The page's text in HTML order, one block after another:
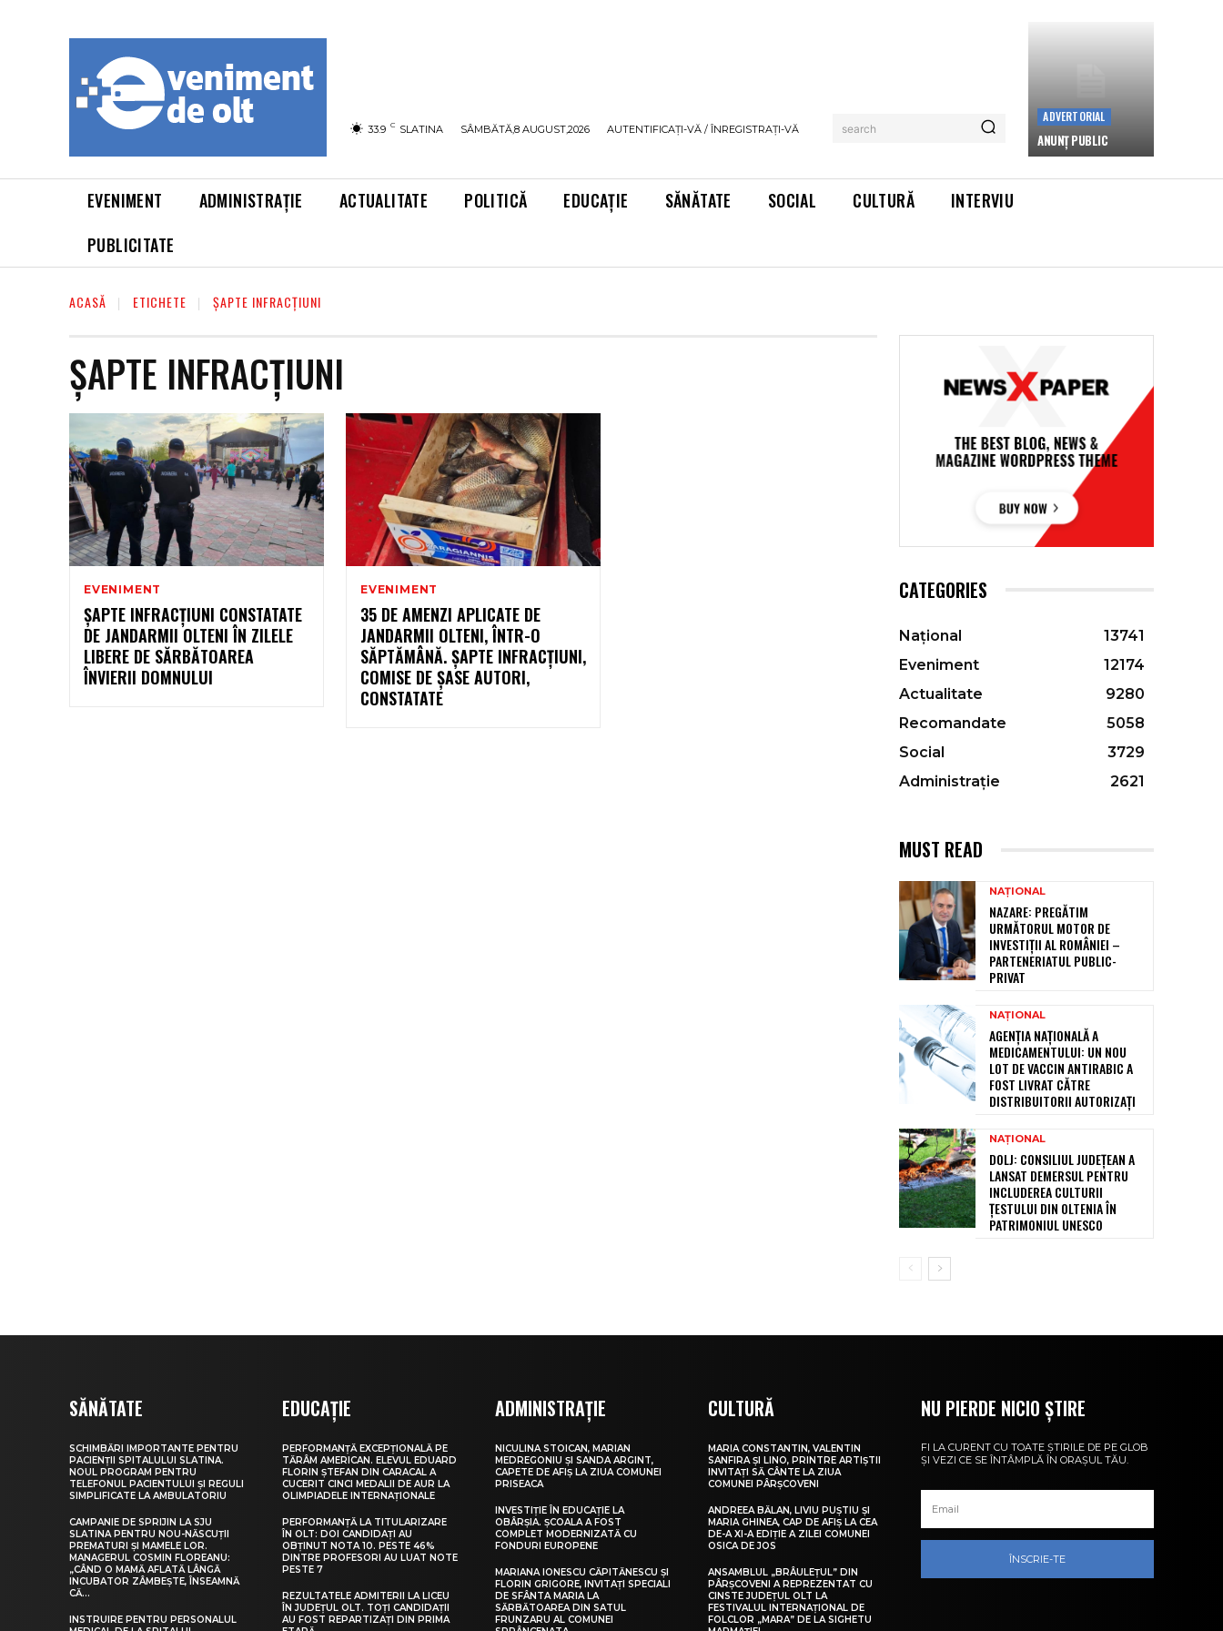
33.9 C SLATINA SÂMBĂTĂ,8 AUGUST,2026 AUTENTIFICAȚI-VĂ / ÎNREGISTRAȚI-VĂ search
ADVERTORIAL
ANUNȚ PUBLIC
EVENIMENT ADMINISTRAȚIE ACTUALITATE POLITICĂ EDUCAȚIE SĂNĂTATE SOCIAL CULTURĂ
INTERVIU
PUBLICITATE
ACASĂ ETICHETE ȘAPTE INFRACȚIUNI
ȘAPTE INFRACȚIUNI
EVENIMENT
ȘAPTE INFRACȚIUNI CONSTATATE
DE JANDARMII OLTENI ÎN ZILELE
LIBERE DE SĂRBĂTOAREA
ÎNVIERII DOMNULUI
EVENIMENT
35 DE AMENZI APLICATE DE
JANDARMII OLTENI, ÎNTR-O
SĂPTĂMÂNĂ. ȘAPTE INFRACȚIUNI,
COMISE DE ȘASE AUTORI,
CONSTATATE
CATEGORIES
Național
13741
Eveniment
12174
Actualitate
9280
Recomandate
5058
Social
3729
Administrație
2621
MUST READ
NAȚIONAL
NAZARE: PREGĂTIM
URMĂTORUL MOTOR DE
INVESTIȚII AL ROMÂNIEI –
PARTENERIATUL PUBLIC-
PRIVAT
NAȚIONAL
AGENȚIA NAȚIONALĂ A
MEDICAMENTULUI: UN NOU
LOT DE VACCIN ANTIRABIC A
FOST LIVRAT CĂTRE
DISTRIBUITORII AUTORIZAȚI
NAȚIONAL
DOLJ: CONSILIUL JUDEȚEAN A
LANSAT DEMERSUL PENTRU
INCLUDEREA CULTURII
ȚESTULUI DIN OLTENIA ÎN
PATRIMONIUL UNESCO
SĂNĂTATE
SCHIMBĂRI IMPORTANTE PENTRU
PACIENȚII SPITALULUI SLATINA.
NOUL PROGRAM PENTRU
TELEFONUL PACIENTULUI ȘI REGULI
SIMPLIFICATE LA AMBULATORIU
CAMPANIE DE SPRIJIN LA SJU
SLATINA PENTRU NOU-NĂSCUȚII
PREMATURI ȘI MAMELE LOR.
MANAGERUL COSMIN FLOREANU:
„CÂND O MAMĂ AFLATĂ LÂNGĂ
INCUBATOR ZÂMBEȘTE, ÎNSEAMNĂ
CĂ...
INSTRUIRE PENTRU PERSONALUL
EDUCAȚIE
PERFORMANȚĂ EXCEPȚIONALĂ PE
TĂRÂM AMERICAN. ELEVUL EDUARD
FLORIN ȘTEFAN DIN CARACAL A
CUCERIT CINCI MEDALII DE AUR LA
OLIMPIADELE INTERNAȚIONALE
PERFORMANȚĂ LA TITULARIZARE
ÎN OLT: DOI CANDIDAȚI AU
OBȚINUT NOTA 10. PESTE 46%
DINTRE PROFESORI AU LUAT NOTE
PESTE 7
REZULTATELE ADMITERII LA LICEU
ÎN JUDEȚUL OLT. TOȚI CANDIDAȚII
AU FOST REPARTIZAȚI DIN PRIMA
ADMINISTRAȚIE
NICULINA STOICAN, MARIAN
MEDREGONIU ȘI SANDA ARGINT,
CAPETE DE AFIȘ LA ZIUA COMUNEI
PRISEACA
INVESTIȚIE ÎN EDUCAȚIE LA
OBÂRȘIA. ȘCOALA A FOST
COMPLET MODERNIZATĂ CU
FONDURI EUROPENE
MARIANA IONESCU CĂPITĂNESCU ȘI
FLORIN GRIGORE, INVITAȚI SPECIALI
DE SFÂNTA MARIA LA
SĂRBĂTOAREA DIN SATUL
FRUNZARU AL COMUNEI
CULTURĂ
MARIA CONSTANTIN, VALENTIN
SANFIRA ȘI LINO, PRINTRE ARTIȘTII
INVITAȚI SĂ CÂNTE LA ZIUA
COMUNEI PÂRȘCOVENI
ANDREEA BĂLAN, LIVIU PUȘTIU ȘI
MARIA GHINEA, CAP DE AFIȘ LA CEA
DE-A XI-A EDIȚIE A ZILEI COMUNEI
OSICA DE JOS
ANSAMBLUL „BRÂULEȚUL” DIN
PÂRȘCOVENI A REPREZENTAT CU
CINSTE JUDEȚUL OLT LA
FESTIVALUL INTERNAȚIONAL DE
FOLCLOR „MARA” DE LA SIGHETU
NU PIERDE NICIO ȘTIRE
FI LA CURENT CU TOATE ȘTIRILE DE PE GLOB
ȘI VEZI CE SE ÎNTÂMPLĂ ÎN ORAȘUL TĂU.
ÎNSCRIE-TE